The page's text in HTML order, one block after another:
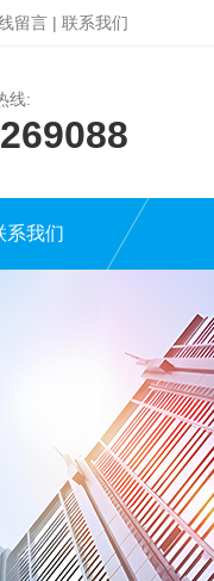
留言 | 联系我们
线:
系我们